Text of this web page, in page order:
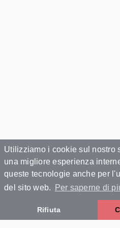
Utilizziamo i cookie sul nostro
una migliore esperienza
queste tecnologie anche per
del sito web.
Per saperne di
Rifiuta